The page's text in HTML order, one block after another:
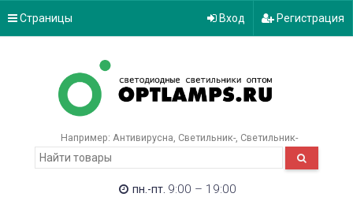
Страницы Вход Регистрация
Например: Антивирусна Светильник- Светильник-
пн.-пт. 9:00 – 19:00